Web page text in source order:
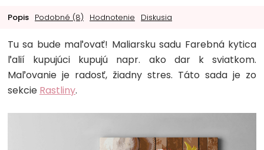
Popis Podobné (8) Hodnotenie Diskusia
Tu sa bude maľovať! Maliarsku sadu Farebná kytica
ľalií kupujúci kupujú napr. ako dar k sviatkom.
Maľovanie je radosť, žiadny stres. Táto sada je zo
sekcie Rastliny.